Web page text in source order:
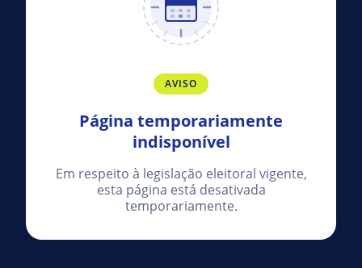
AVISO
Página temporariamente
indisponível
Em respeito à legislação eleitoral vigente,
esta página está desativada
temporariamente.